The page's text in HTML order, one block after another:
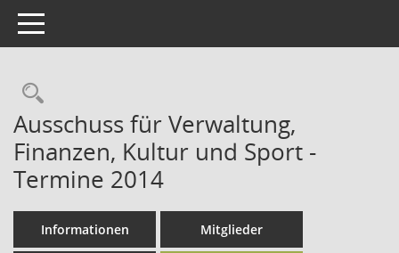
Toggle navigation
Rechercheauswahl
Ausschuss für Verwaltung,
Finanzen, Kultur und Sport -
Termine 2014
Informationen Mitglieder